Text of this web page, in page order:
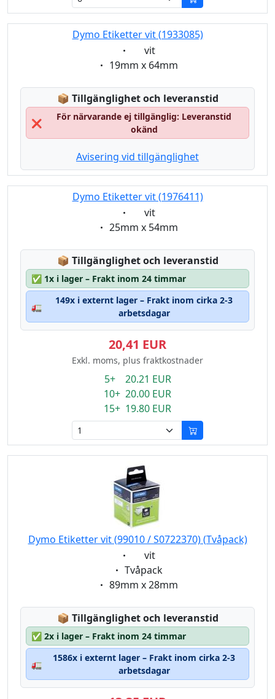
Dymo Etiketter vit (1933085)
Eigenschaft:
vit
Eigenschaft:
19mm x 64mm
📦 Lagerstatus:
Tillgänglighet och leveranstid
❌
För närvarande ej tillgänglig: Leveranstid
okänd
Avisering vid tillgänglighet
Dymo Etiketter vit (1976411)
Eigenschaft:
vit
Eigenschaft:
25mm x 54mm
📦 Lagerstatus:
Tillgänglighet och leveranstid
✅ 1x i lager – Frakt inom 24 timmar
🚛
149x i externt lager – Frakt inom cirka 2-3
arbetsdagar
20,41 EUR
Exkl. moms, plus fraktkostnader
5+ 20.21 EUR
10+ 20.00 EUR
15+ 19.80 EUR
Dymo Etiketter vit (99010 / S0722370) (Tvåpack)
Eigenschaft:
vit
Eigenschaft:
Tvåpack
Eigenschaft:
89mm x 28mm
📦 Lagerstatus:
Tillgänglighet och leveranstid
✅ 2x i lager – Frakt inom 24 timmar
🚛
1586x i externt lager – Frakt inom cirka 2-3
arbetsdagar